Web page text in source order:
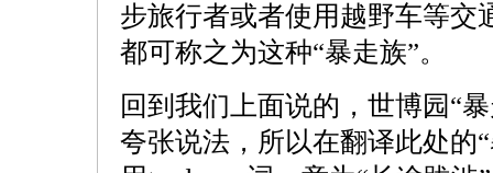
步旅行者或者使用越野车等交
都可称之为这种“暴走族”。
回到我们上面说的，世博园“
夸张说法，所以在翻译此处的